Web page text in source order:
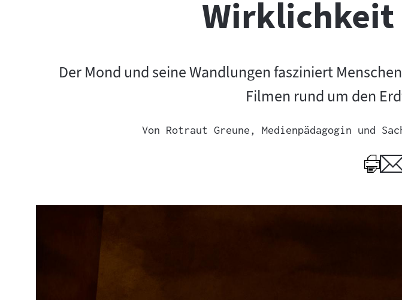
Wirklichkeit
Der Mond und seine Wandlungen fasziniert
Filmen rund um den
Von Rotraut Greune, Medienpädagogin und